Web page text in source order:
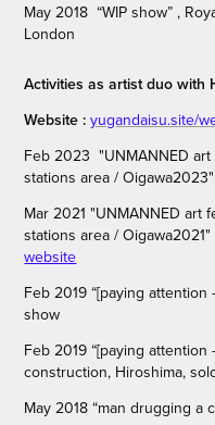
May 2018 “WIP show” ,
London
Activities as artist duo with
Website :yugandaisu.site/
Feb 2023 "UNMANNED
stations area /
Mar 2021 "UNMANNED art
stations area /
website
Feb 2019 “[paying attention
show
Feb 2019 “[paying
construction, Hiroshima,
May 2018 “man drugging a